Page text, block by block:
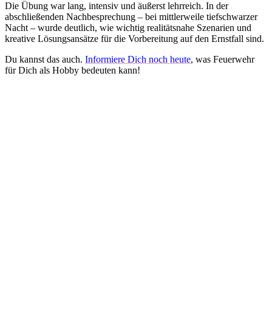
Die Übung war lang, intensiv und äußerst lehrreich. In der
abschließenden Nachbesprechung – bei mittlerweile tiefschwarzer
Nacht – wurde deutlich, wie wichtig realitätsnahe Szenarien und
kreative Lösungsansätze für die Vorbereitung auf den Ernstfall sind.
Du kannst das auch. Informiere Dich noch heute, was Feuerwehr
für Dich als Hobby bedeuten kann!